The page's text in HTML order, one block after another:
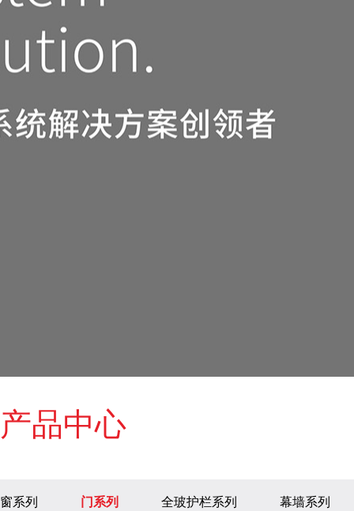
产品中心
窗系列 门系列 全玻护栏系列 幕墙系列